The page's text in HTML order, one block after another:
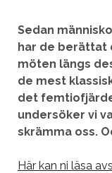
Sedan
har de berättat
möten längs
de mest
det
undersöker vi
skrämma oss.
Här kan ni läsa